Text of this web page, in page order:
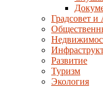
Градсовет и
Развитие
Туризм
Экология